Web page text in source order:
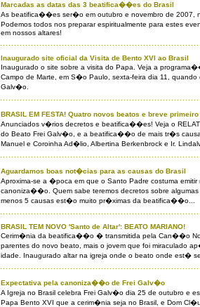
Marcadas as datas das 3 beatifica��es do Brasil
As beatifica��es ser�o em outubro e novembro de 2007,
Podemos todos nos preparar espiritualmente para estes
em nossos altares!
Inaugurado site oficial da Visita de Bento XVI ao Brasil
Inaugurado o site sobre a visita do Papa. Veja a
Campo de Marte, em S�o Paulo, sexta-feira dia 11,
Galv�o.
BRASIL EM FESTA! Quatro novos beatos e breve
Anunciados v�rios decretos e beatifica��es! Veja o
do Beato Frei Galv�o, e a beatifica��o de mais tr�s
Manuel e Coroinha Ad�lio, Albertina Berkenbrock e Ir.
Aguardamos boas not�cias para as causas do Brasil
Aproxima-se a �poca em que o Santo Padre costuma
canoniza��o. Quem sabe teremos decretos sobre
menos 5 causas est�o muito pr�ximas da beatifica��o...
BRASIL TEM NOVO 'Santo de Altar': BEATO MARIANO!
Cerim�nia da beatifica��o � transmitida pela Can��o
parentes do novo beato, mais o jovem que foi miraculado
idade. Inaugurado altar na igreja onde o beato onde est�
Expectativa pela canoniza��o de Frei Galv�o
A Igreja no Brasil celebra Frei Galv�o dia 25 de outubro e
Papa Bento XVI que a cerim�nia seja no Brasil, e Dom